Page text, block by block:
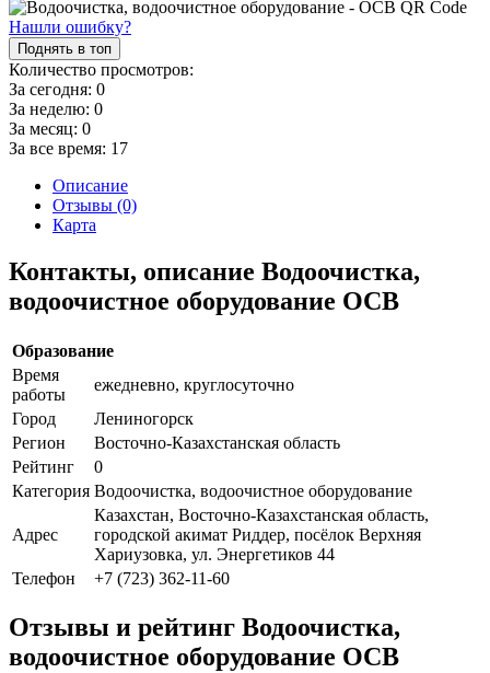
Нашли ошибку?
Поднять в топ
Количество просмотров:
За сегодня: 0
За неделю: 0
За месяц: 0
За все время: 17
Описание
Отзывы (0)
Карта
Контакты, описание Водоочистка,
водоочистное оборудование ОСВ
Образование
Время
работы
ежедневно, круглосуточно
Город
Лениногорск
Регион
Восточно-Казахстанская область
Рейтинг
0
Категория Водоочистка, водоочистное оборудование
Адрес
Казахстан, Восточно-Казахстанская область,
городской акимат Риддер, посёлок Верхняя
Хариузовка, ул. Энергетиков 44
Телефон
+7 (723) 362-11-60
Отзывы и рейтинг Водоочистка,
водоочистное оборудование ОСВ